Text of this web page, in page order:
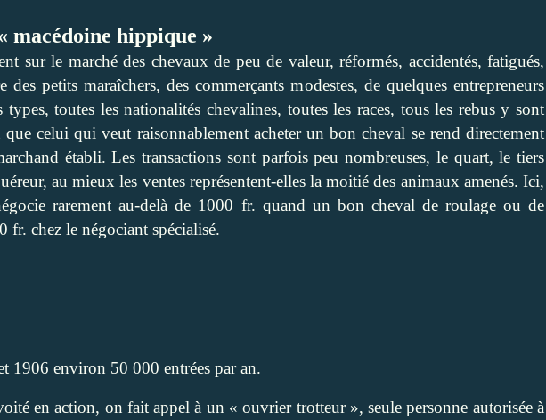
macédoine hippique »
sur le marché des chevaux de peu de valeur, réformés, accidentés, fatigués,
des petits maraîchers, des commerçants modestes, de quelques entrepreneurs
types, toutes les nationalités chevalines, toutes les races, tous les rebus y sont
que celui qui veut raisonnablement acheter un bon cheval se rend directement
établi. Les transactions sont parfois peu nombreuses, le quart, le tiers
au mieux les ventes représentent-elles la moitié des animaux amenés. Ici,
rarement au-delà de 1000 fr. quand un bon cheval de roulage ou de
fr. chez le négociant spécialisé.
1906 environ 50 000 entrées par an.
en action, on fait appel à un « ouvrier trotteur », seule personne autorisée à